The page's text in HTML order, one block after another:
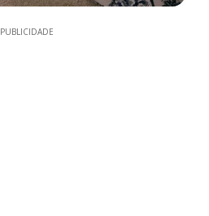
PUBLICIDADE